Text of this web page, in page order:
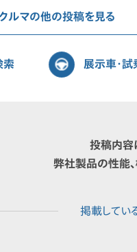
ルマの他の投稿を見る
索 展示車・
投稿内容
弊社製品の性能